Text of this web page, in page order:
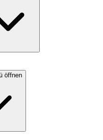
öffnen